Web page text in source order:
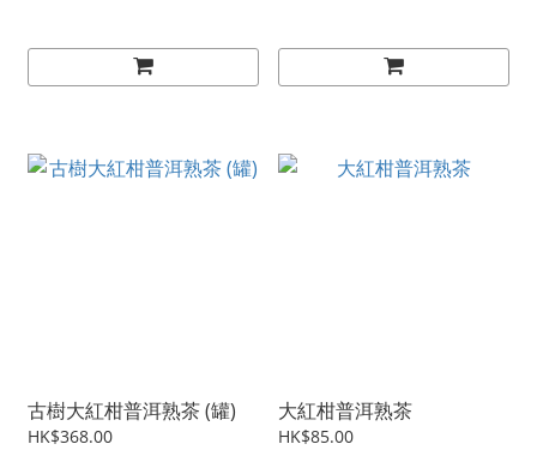
古樹大紅柑普洱熟茶 (罐)
HK$368.00
大紅柑普洱熟茶
HK$85.00